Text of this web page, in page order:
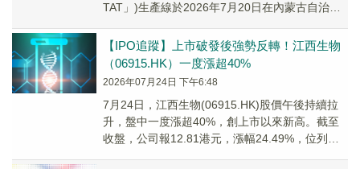
TAT」)生產線於2026年7月20日在內蒙古自治區
【IPO追蹤】上市破發後強勢反轉！江西生物
（06915.HK）一度漲超40%
2026年07月24日 下午6:48
7月24日，江西生物(06915.HK)股價午後持續拉
升，盤中一度漲超40%，創上市以來新高。截至
收盤，公司報12.81港元，漲幅24.49%，位列今